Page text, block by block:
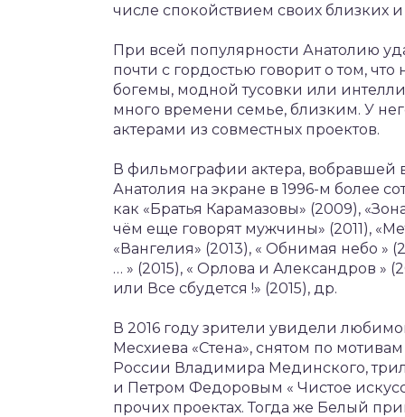
числе спокойствием своих близких
При всей популярности Анатолию
почти с гордостью говорит о том,
богемы, модной тусовки или
много времени семье, близким. У
актерами из совместных проектов.
В фильмографии актера, вобравшей
Анатолия на экране в 1996-м более
как «Братья Карамазовы» (2009),
чём еще говорят мужчины» (2011),
«Вангелия» (2013), « Обнимая небо »
… » (2015), « Орлова и Александров »
или Все сбудется !» (2015), др.
В 2016 году зрители увидели
Месхиева «Стена», снятом по
России Владимира Мединского,
и Петром Федоровым « Чистое
прочих проектах. Тогда же Белый